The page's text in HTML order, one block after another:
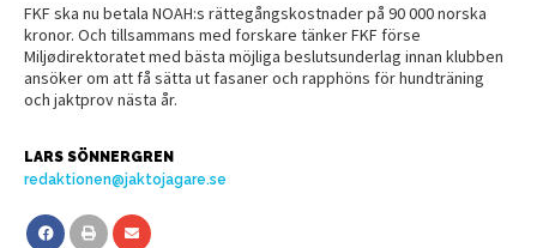
FKF ska nu betala NOAH:s rättegångskostnader på 90 000 norska
kronor. Och tillsammans med forskare tänker FKF förse
Miljødirektoratet med bästa möjliga beslutsunderlag innan klubben
ansöker om att få sätta ut fasaner och rapphöns för hundträning
och jaktprov nästa år.
LARS SÖNNERGREN
redaktionen@jaktojagare.se